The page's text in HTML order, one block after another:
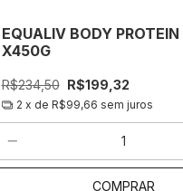
EQUALIV BODY PROTEIN
X450G
R$234,50 R$199,32
2 x de R$99,66 sem juros
COMPRAR